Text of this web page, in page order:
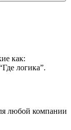
как:
логика”.
любой компании